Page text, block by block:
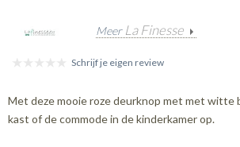
Meer La Finesse
Schrijf je eigen review
Met deze mooie roze deurknop met met
kast of de commode in de kinderkamer op.